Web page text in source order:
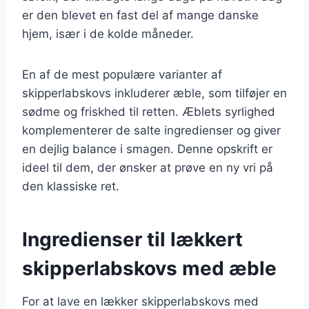
er den blevet en fast del af mange danske
hjem, især i de kolde måneder.
En af de mest populære varianter af
skipperlabskovs inkluderer æble, som tilføjer en
sødme og friskhed til retten. Æblets syrlighed
komplementerer de salte ingredienser og giver
en dejlig balance i smagen. Denne opskrift er
ideel til dem, der ønsker at prøve en ny vri på
den klassiske ret.
Ingredienser til lækkert
skipperlabskovs med æble
For at lave en lækker skipperlabskovs med